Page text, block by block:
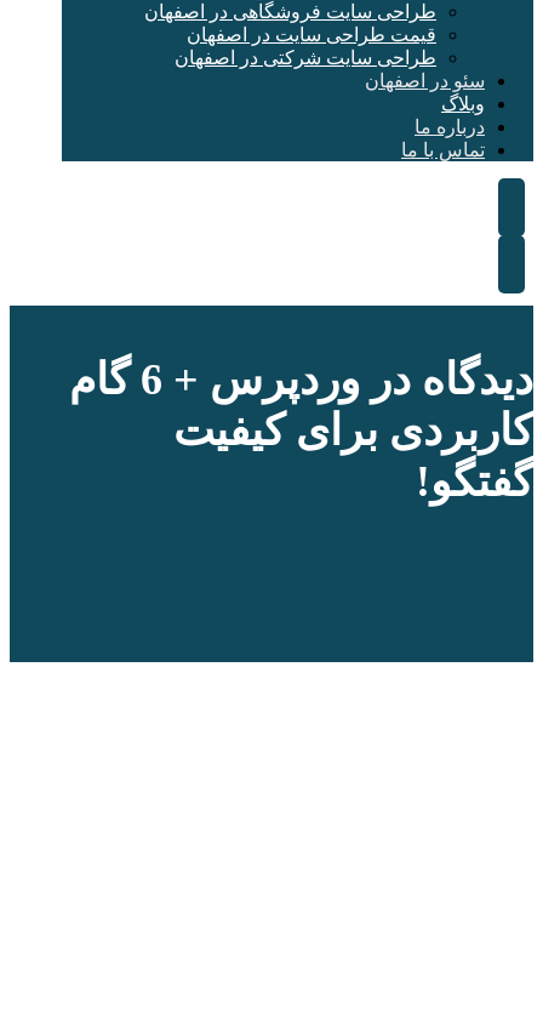
طراحی سایت فروشگاهی در اصفهان
قیمت طراحی سایت در اصفهان
طراحی سایت شرکتی در اصفهان
سئو در اصفهان
وبلاگ
درباره ما
تماس با ما
دیدگاه در وردپرس + 6 گام
کاربردی برای کیفیت
گفتگو!